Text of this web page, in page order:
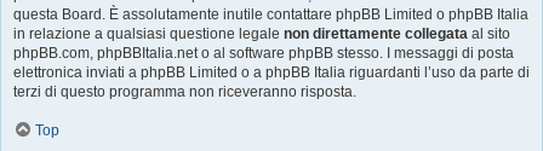
questa Board. È assolutamente inutile contattare phpBB Limited o phpBB Italia
in relazione a qualsiasi questione legale non direttamente collegata al sito
phpBB.com, phpBBItalia.net o al software phpBB stesso. I messaggi di posta
elettronica inviati a phpBB Limited o a phpBB Italia riguardanti l’uso da parte di
terzi di questo programma non riceveranno risposta.
Top